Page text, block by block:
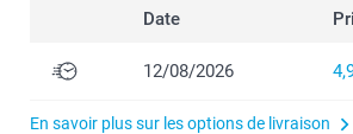
Date
12/08/2026
En savoir plus sur les options de livraison